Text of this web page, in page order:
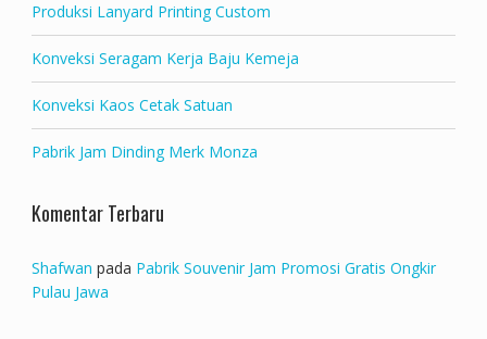
Produksi Lanyard Printing Custom
Konveksi Seragam Kerja Baju Kemeja
Konveksi Kaos Cetak Satuan
Pabrik Jam Dinding Merk Monza
Komentar Terbaru
Shafwan pada Pabrik Souvenir Jam Promosi Gratis Ongkir
Pulau Jawa